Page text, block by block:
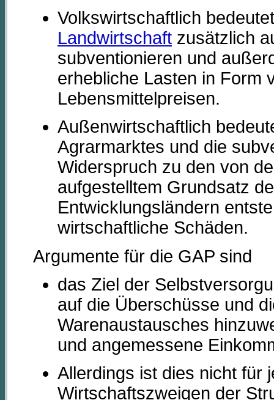
Volkswirtschaftlich
Landwirtschaft zusätzlich
subventionieren und
erhebliche Lasten in Form
Lebensmittelpreisen.
Außenwirtschaftlich
Agrarmarktes und die
Widerspruch zu den von
aufgestelltem Grundsatz
Entwicklungsländern
wirtschaftliche Schäden.
Argumente für die GAP sind
das Ziel der
auf die Überschüsse und
Warenaustausches
und angemessene
Allerdings ist dies nicht für
Wirtschaftszweigen der